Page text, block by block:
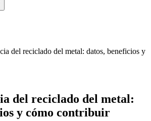
del reciclado del metal: datos, beneficios y
del reciclado del metal:
y cómo contribuir